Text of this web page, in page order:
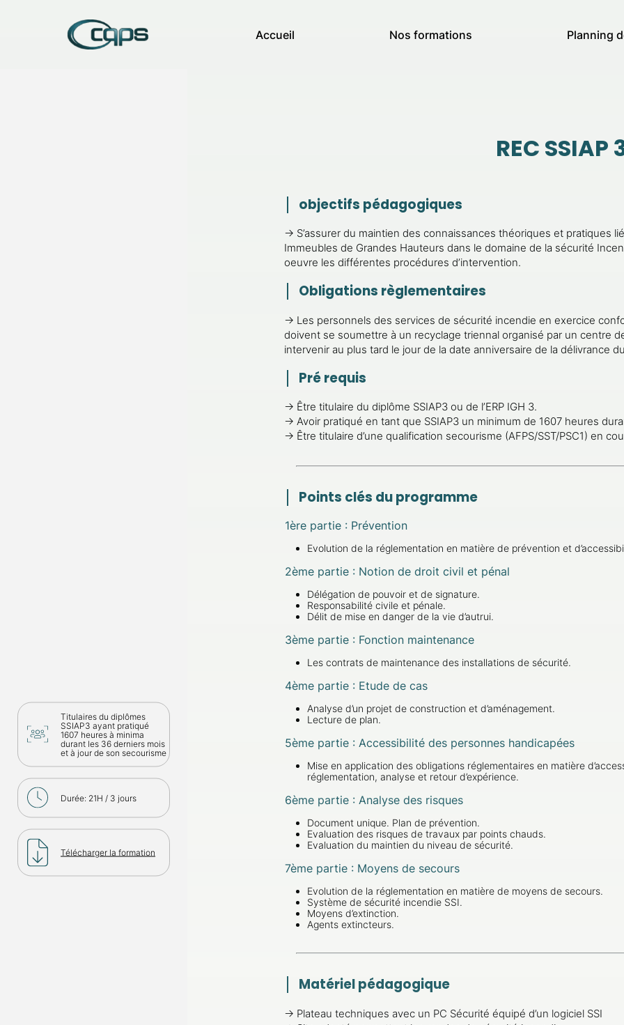
Accueil Nos formations Planning
Titulaires du diplômes
SSIAP3 ayant pratiqué
1607 heures à minima
durant les 36 derniers mois
et à jour de son secourisme
Durée: 21H / 3 jours
Télécharger la formation
REC SSIAP
objectifs pédagogiques
→ S’assurer du maintien des connaissances théoriques et pratiques
Immeubles de Grandes Hauteurs dans le domaine de la sécurité
oeuvre les différentes procédures d’intervention.
Obligations règlementaires
→ Les personnels des services de sécurité incendie en exercice
doivent se soumettre à un recyclage triennal organisé par un centre
intervenir au plus tard le jour de la date anniversaire de la délivrance
Pré requis
→ Être titulaire du diplôme SSIAP3 ou de l’ERP IGH 3.
→ Avoir pratiqué en tant que SSIAP3 un minimum de 1607 heures
→ Être titulaire d’une qualification secourisme (AFPS/SST/PSC1) en
Points clés du programme
1èrepartie : Prévention
Evolution de la réglementation en matière de prévention et
2èmepartie : Notion de droit civil et pénal
Délégation de pouvoir et de signature.
Responsabilité civile et pénale.
Délit de mise en danger de la vie d’autrui.
3èmepartie : Fonction maintenance
Les contrats de maintenance des installations de sécurité.
4èmepartie : Etude de cas
Analyse d’un projet de construction et d’aménagement.
Lecture de plan.
5èmepartie : Accessibilité des personnes handicapées
Mise en application des obligations réglementaires en matière
réglementation, analyse et retour d’expérience.
6èmepartie : Analyse des risques
Document unique. Plan de prévention.
Evaluation des risques de travaux par points chauds.
Evaluation du maintien du niveau de sécurité.
7èmepartie : Moyens de secours
Evolution de la réglementation en matière de moyens de secours.
Système de sécurité incendie SSI.
Moyens d’extinction.
Agents extincteurs.
Matériel pédagogique
→ Plateau techniques avec un PC Sécurité équipé d’un logiciel SSI